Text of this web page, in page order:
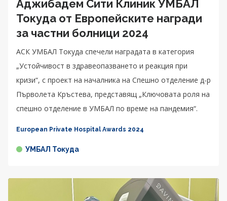
Аджибадем Сити Клиник УМБАЛ
Токуда от Европейските награди
за частни болници 2024
АСК УМБАЛ Токуда спечели наградата в категория
„Устойчивост в здравеопазването и реакция при
кризи“, с проект на началника на Спешно отделение д-р
Първолета Кръстева, представящ „Ключовата роля на
спешно отделение в УМБАЛ по време на пандемия“.
European Private Hospital Awards 2024
УМБАЛ Токуда